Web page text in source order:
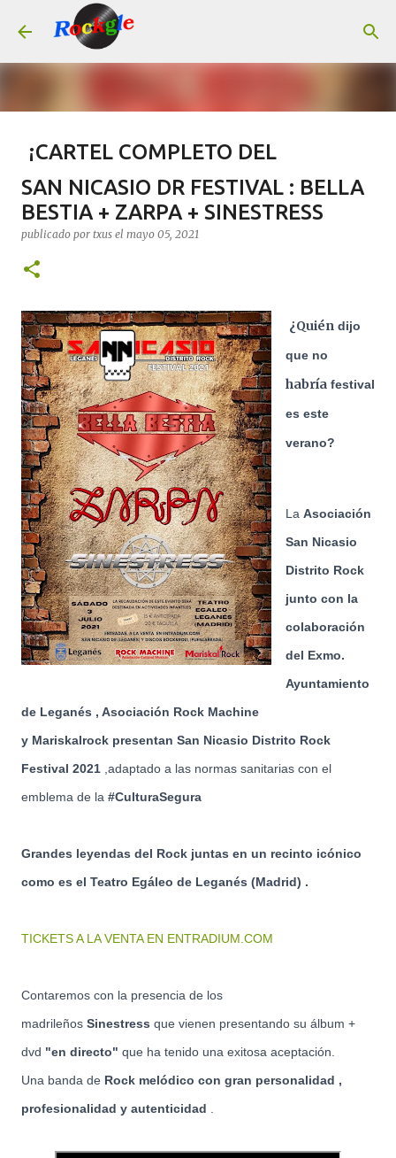
Ir al contenido principal
¡CARTEL COMPLETO DEL
LEYENDAS DEL ROCK 2026!
publicado por Rock Machine el julio 14, 2026 #AGENDA
CONCIERTOS LEYENDAS DEL ROCK
SAN NICASIO DR FESTIVAL : BELLA
BESTIA + ZARPA + SINESTRESS
publicado por txus el mayo 05, 2021
¿Quién dijo
que no
habría festival
es este
verano?
La Asociación
San Nicasio
Distrito Rock
junto con la
colaboración
del Exmo.
Ayuntamiento
de Leganés , Asociación Rock Machine
y Mariskalrock presentan San Nicasio Distrito Rock
Festival 2021 ,adaptado a las normas sanitarias con el
emblema de la #CulturaSegura
Grandes leyendas del Rock juntas en un recinto icónico
como es el Teatro Egáleo de Leganés (Madrid) .
TICKETS A LA VENTA EN ENTRADIUM.COM
Contaremos con la presencia de los
madrileños Sinestress que vienen presentando su álbum +
dvd "en directo" que ha tenido una exitosa aceptación.
Una banda de Rock melódico con gran personalidad ,
profesionalidad y autenticidad